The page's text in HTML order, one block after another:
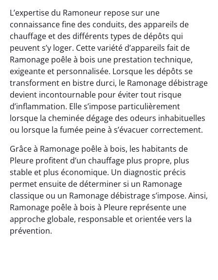
L’expertise du Ramoneur repose sur une
connaissance fine des conduits, des appareils de
chauffage et des différents types de dépôts qui
peuvent s’y loger. Cette variété d’appareils fait de
Ramonage poêle à bois une prestation technique,
exigeante et personnalisée. Lorsque les dépôts se
transforment en bistre durci, le Ramonage débistrage
devient incontournable pour éviter tout risque
d’inflammation. Elle s’impose particulièrement
lorsque la cheminée dégage des odeurs inhabituelles
ou lorsque la fumée peine à s’évacuer correctement.
Grâce à Ramonage poêle à bois, les habitants de
Pleure profitent d’un chauffage plus propre, plus
stable et plus économique. Un diagnostic précis
permet ensuite de déterminer si un Ramonage
classique ou un Ramonage débistrage s’impose. Ainsi,
Ramonage poêle à bois à Pleure représente une
approche globale, responsable et orientée vers la
prévention.